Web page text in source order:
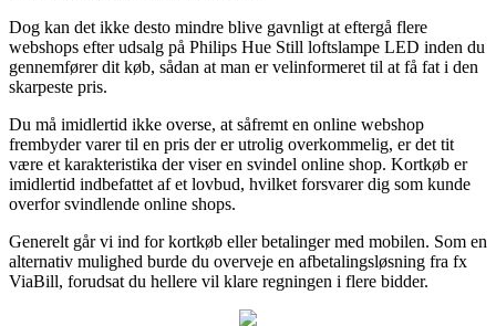
Dog kan det ikke desto mindre blive gavnligt at eftergå flere
webshops efter udsalg på Philips Hue Still loftslampe LED inden du
gennemfører dit køb, sådan at man er velinformeret til at få fat i den
skarpeste pris.
Du må imidlertid ikke overse, at såfremt en online webshop
frembyder varer til en pris der er utrolig overkommelig, er det tit
være et karakteristika der viser en svindel online shop. Kortkøb er
imidlertid indbefattet af et lovbud, hvilket forsvarer dig som kunde
overfor svindlende online shops.
Generelt går vi ind for kortkøb eller betalinger med mobilen. Som en
alternativ mulighed burde du overveje en afbetalingsløsning fra fx
ViaBill, forudsat du hellere vil klare regningen i flere bidder.